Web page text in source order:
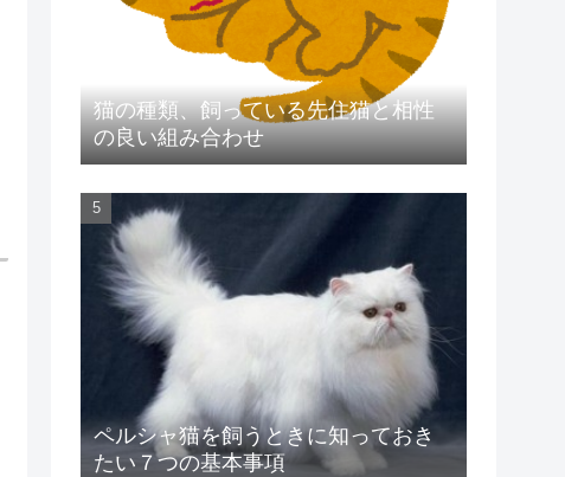
猫の種類、飼っている先住猫と相性
の良い組み合わせ
ペルシャ猫を飼うときに知っておき
たい７つの基本事項